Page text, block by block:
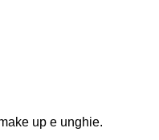
up e unghie.